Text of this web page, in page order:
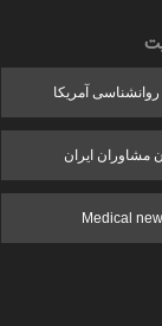
روانشناسی آمریکا
مشاوران ایران
Medical